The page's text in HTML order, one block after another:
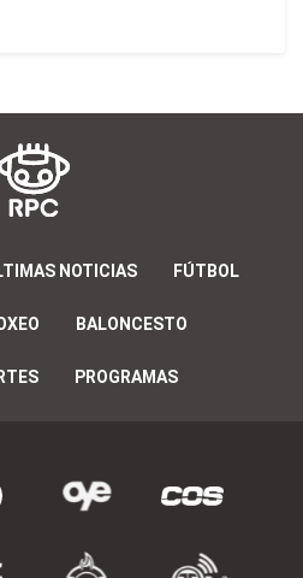
NOTICIAS FÚTBOL
BALONCESTO
PROGRAMAS